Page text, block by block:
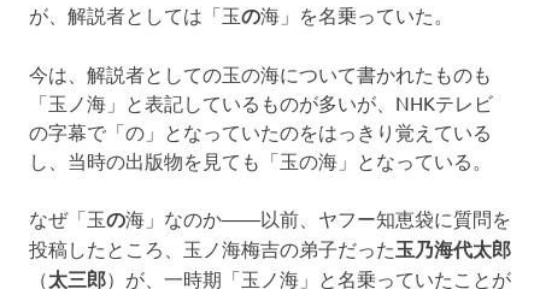
が、解説者としては「玉の海」を名乗っていた。
今は、解説者としての玉の海について書かれたものも
「玉ノ海」と表記しているものが多いが、NHKテレビ
の字幕で「の」となっていたのをはっきり覚えている
し、当時の出版物を見ても「玉の海」となっている。
なぜ「玉の海」なのか――以前、ヤフー知恵袋に質問を
投稿したところ、玉ノ海梅吉の弟子だった玉乃海代太郎
（太三郎）が、一時期「玉ノ海」と名乗っていたことが